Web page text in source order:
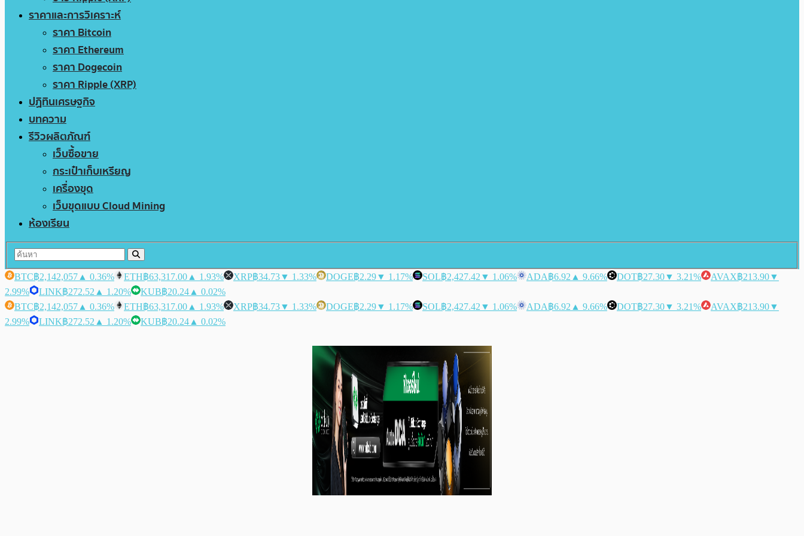
ราคาและการวิเคราะห์
ราคา Bitcoin
ราคา Ethereum
ราคา Dogecoin
ราคา Ripple (XRP)
ปฏิทินเศรษฐกิจ
บทความ
รีวิวผลิตภัณฑ์
เว็บซื้อขาย
กระเป๋าเก็บเหรียญ
เครื่องขุด
เว็บขุดแบบ Cloud Mining
ห้องเรียน
BTC฿2,142,057 ▲ 0.36% ETH฿63,317.00 ▲ 1.93% XRP฿34.73▼ 1.33% DOGE฿2.29▼ 1.17% SOL฿2,427.42 ▼ 1.06% ADA฿6.92 ▲ 9.66% DOT฿27.30▼ 3.21% AVAX฿213.90▼
2.99%
LINK฿272.52 ▲ 1.20% KUB฿20.24 ▲ 0.02%
BTC฿2,142,057 ▲ 0.36% ETH฿63,317.00 ▲ 1.93% XRP฿34.73▼ 1.33% DOGE฿2.29▼ 1.17% SOL฿2,427.42 ▼ 1.06% ADA฿6.92 ▲ 9.66% DOT฿27.30▼ 3.21% AVAX฿213.90▼
2.99%
LINK฿272.52 ▲ 1.20% KUB฿20.24 ▲ 0.02%